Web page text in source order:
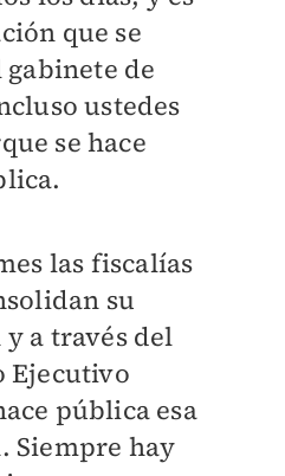
que se
gabinete de
ustedes
se hace
las fiscalías
su
a través del
Ejecutivo
pública esa
Siempre hay